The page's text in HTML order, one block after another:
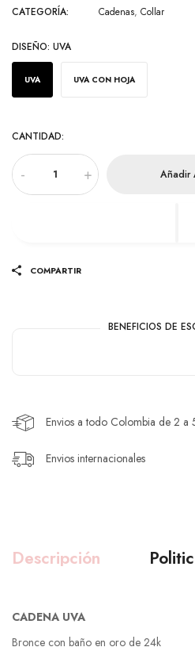
CATEGORÍA: Cadenas, Collar
DISEÑO: UVA
UVA UVA CON HOJA
CANTIDAD:
- + Añadir
COMPARTIR
BENEFICIOS DE
Envios a todo Colombia de 2 a
Envios internacionales
Descripción
CADENA UVA
Bronce con baño en oro de 24k